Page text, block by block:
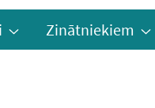
Zinātniekiem